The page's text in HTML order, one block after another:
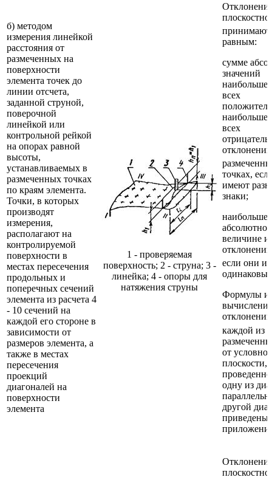
б) методом
измерения линейкой
расстояния от
размеченных на
поверхности
элемента точек до
линии отсчета,
заданной струной,
поверочной
линейкой или
контрольной рейкой
на опорах равной
высоты,
устанавливаемых в
размеченных точках
по краям элемента.
Точки, в которых
производят
измерения,
располагают на
контролируемой
поверхности в
местах пересечения
продольных и
поперечных сечений
элемента из расчета 4
- 10 сечений на
каждой его стороне в
зависимости от
размеров элемента, а
также в местах
пересечения
проекций
диагоналей на
поверхности
элемента
1 - проверяемая
поверхность; 2 - струна; 3 -
линейка; 4 - опоры для
натяжения струны
принимают
равным:
сумме
значений
всех
всех
точках,
имеют
знаки;
абсолютной
величине
если они
Формулы и
вычисления
каждой из
от
плоскости,
одну из
другой
приведены